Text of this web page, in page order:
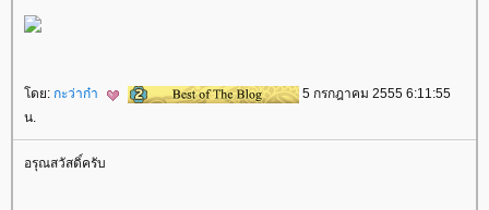
ดย: กะว่าก๋า
5 กรกฎาคม 2555 6:11:55
น.
อรุณสวัสดิ์ครับ